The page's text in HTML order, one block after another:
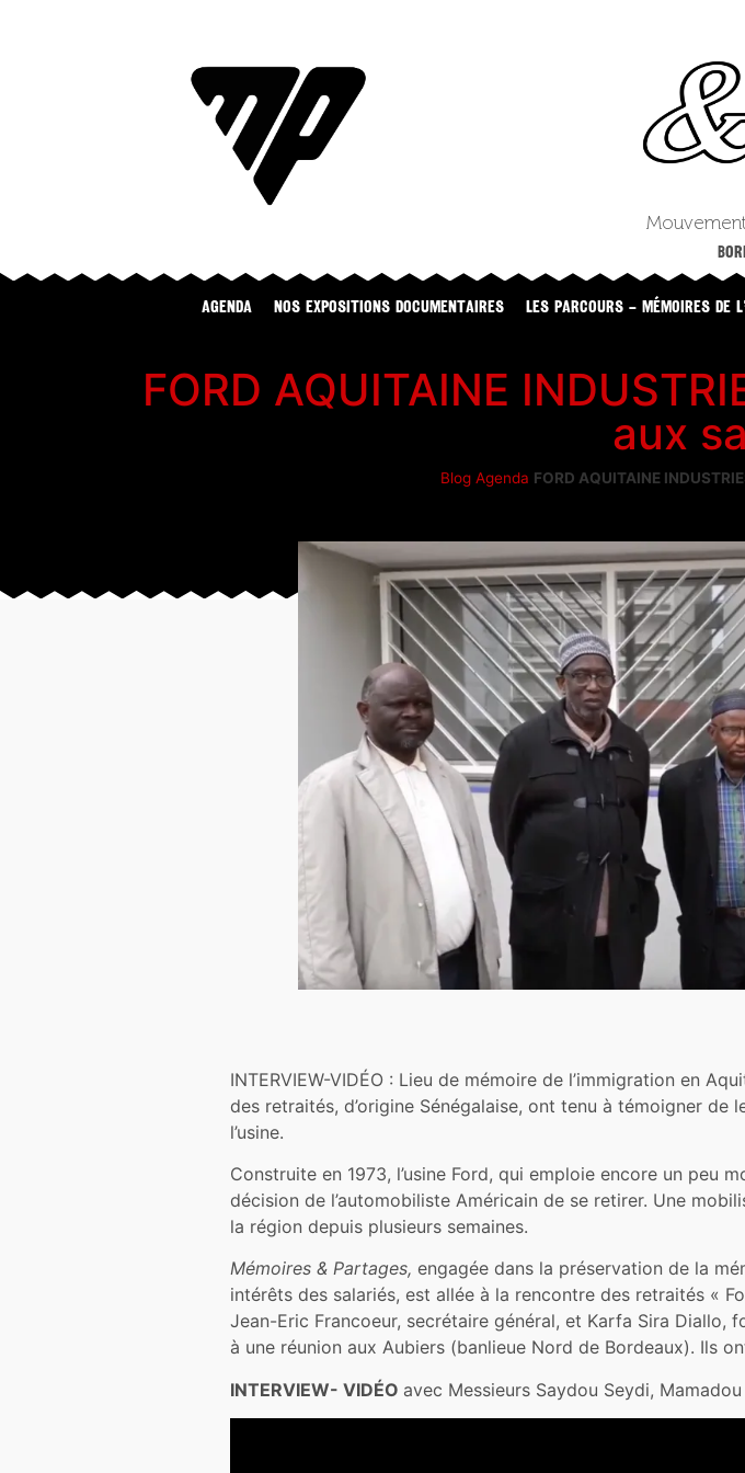
Agenda NOS EXPOSITIONS DOCUMENTAIRES LES PARCOURS – MÉMOIRES DE
FORD AQUITAINE
aux
Blog Agenda FORD AQUITAINE
INTERVIEW-VIDÉO : Lieu de mémoire de l’immigration en
des retraités, d’origine Sénégalaise, ont tenu à témoigner
l’usine.
Construite en 1973, l’usine Ford, qui emploie encore un peu
décision de l’automobiliste Américain de se retirer. Une
la région depuis plusieurs semaines.
Mémoires & Partages, engagée dans la préservation de la
intérêts des salariés, est allée à la rencontre des retraités «
Jean-Eric Francoeur, secrétaire général, et Karfa Sira
à une réunion aux Aubiers (banlieue Nord de Bordeaux). Ils
INTERVIEW- VIDÉO avec Messieurs Saydou Seydi,